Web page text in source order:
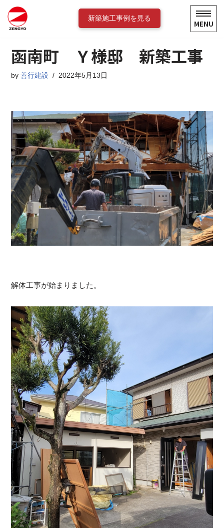
コ
テ
ン
ツ
キ
ッ
プ
新築施工事例を見る
MENU
函南町 Ｙ様邸 新築工事
by善行建設 2022年5月13日
解体工事が始まりました。